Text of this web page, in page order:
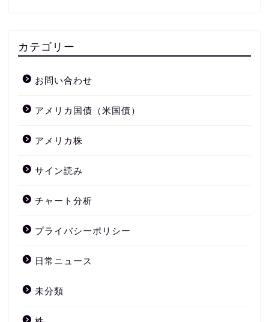
カテゴリー
お問い合わせ
アメリカ国債（米国債）
アメリカ株
サイン読み
チャート分析
プライバシーポリシー
日常ニュース
未分類